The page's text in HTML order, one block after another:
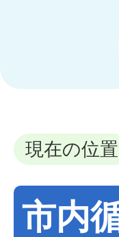
現在の位置
市内